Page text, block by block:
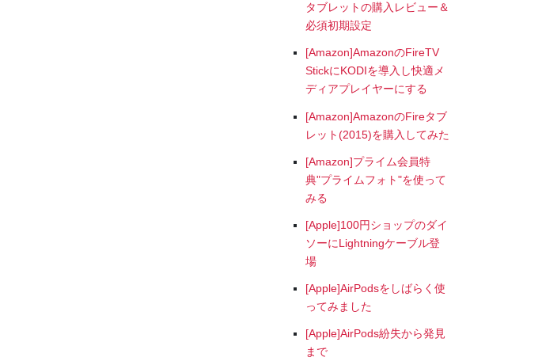
タブレットの購入レビュー＆
必須初期設定
[Amazon]AmazonのFireTV
StickにKODIを導入し快適メ
ディアプレイヤーにする
[Amazon]AmazonのFireタブ
レット(2015)を購入してみた
[Amazon]プライム会員特
典"プライムフォト"を使って
みる
[Apple]100円ショップのダイ
ソーにLightningケーブル登
場
[Apple]AirPodsをしばらく使
ってみました
[Apple]AirPods紛失から発見
まで